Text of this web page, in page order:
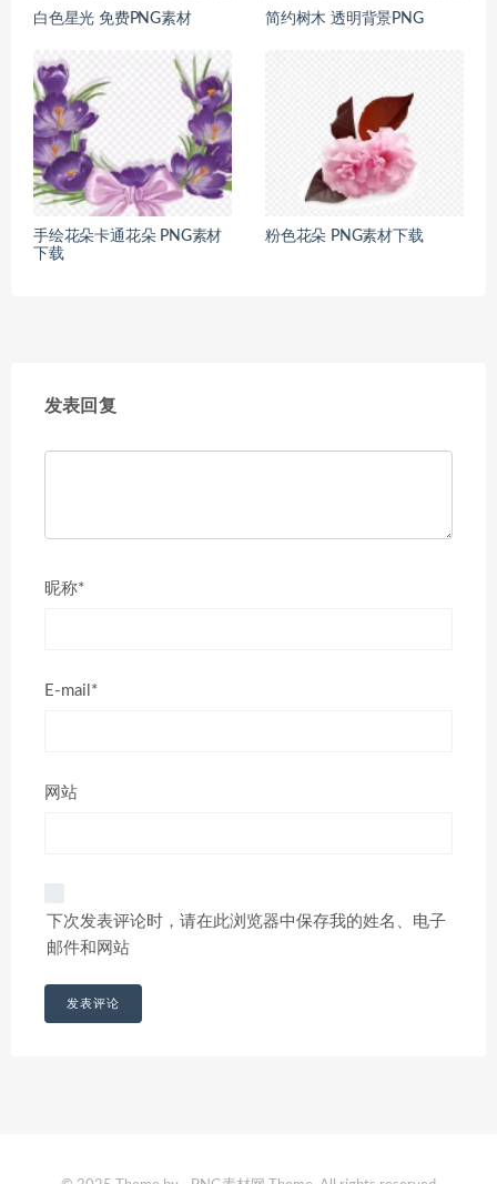
白色星光 免费PNG素材 简约树木 透明背景PNG
手绘花朵卡通花朵 PNG素材
下载
粉色花朵 PNG素材下载
发表回复
昵称*
E-mail*
网站
下次发表评论时，请在此浏览器中保存我的姓名、电子
邮件和网站